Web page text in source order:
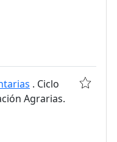
. Ciclo
Agrarias.